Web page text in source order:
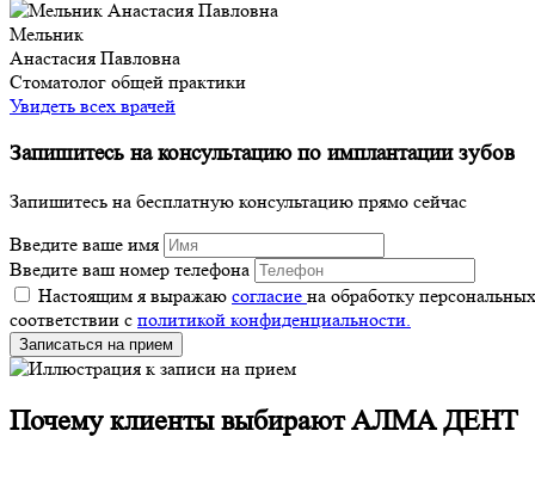
Мельник
Анастасия Павловна
Стоматолог общей практики
Увидеть всех врачей
Запишитесь на консультацию по имплантации зубов
Запишитесь на бесплатную консультацию прямо сейчас
Введите ваше имя
Введите ваш номер телефона
Настоящим я выражаю согласие на обработку
соответствии с политикой конфиденциальности.
Записаться на прием
Почему клиенты выбирают АЛМА ДЕНТ